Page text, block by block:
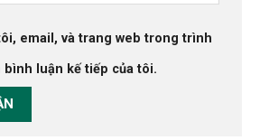
email, và trang web trong trình
bình luận kế tiếp của tôi.